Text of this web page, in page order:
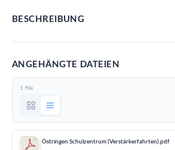
BESCHREIBUNG
ANGEHÄNGTE DATEIEN
1 file
Östringen Schulzentrum (Verstärkerfahrten).pdf